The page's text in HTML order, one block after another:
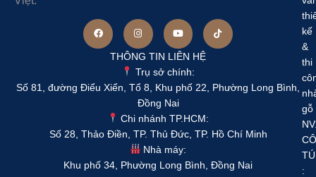
THÔNG TIN LIÊN HỆ
Trụ sở chính:
Số 81, đường Điểu Xiển, Tổ 8, Khu phố 22, Phường Long Bình,
Đồng Nai
Chi nhánh TP.HCM:
Số 28, Thảo Điền, TP. Thủ Đức, TP. Hồ Chí Minh
Nhà máy:
Khu phố 34, Phường Long Bình, Đồng Nai
kế
&
thi
gỗ
TÚ
: